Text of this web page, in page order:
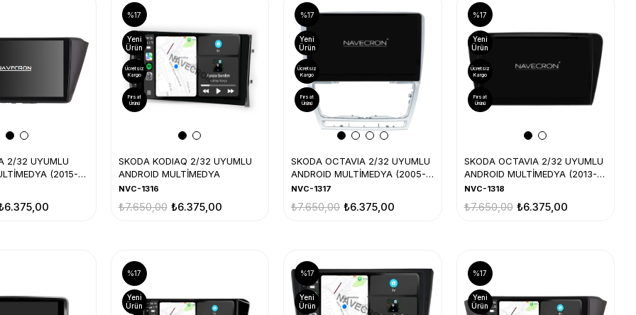
2/32 UYUMLU
(2015-
SKODA KODIAQ 2/32 UYUMLU
ANDROID MULTİMEDYA
NVC-1316
₺6.375,00
₺7.650,00
%17
Yeni
Ürün
Ücretsiz
Kargo
Fırsat
Ürünü
SKODA OCTAVIA 2/32 UYUMLU
ANDROID MULTİMEDYA (2005-
12)
NVC-1317
₺6.375,00
₺7.650,00
%17
Yeni
Ürün
Ücretsiz
Kargo
Fırsat
Ürünü
SKODA OCTAVIA 2/32 UYUMLU
ANDROID MULTİMEDYA (2013-
19)
NVC-1318
₺6.375,00
₺7.650,00
%17
Yeni
Ürün
Ücretsiz
Kargo
Fırsat
Ürünü
%17
Yeni
Ürün
%17
Yeni
Ürün
%17
Yeni
Ürün